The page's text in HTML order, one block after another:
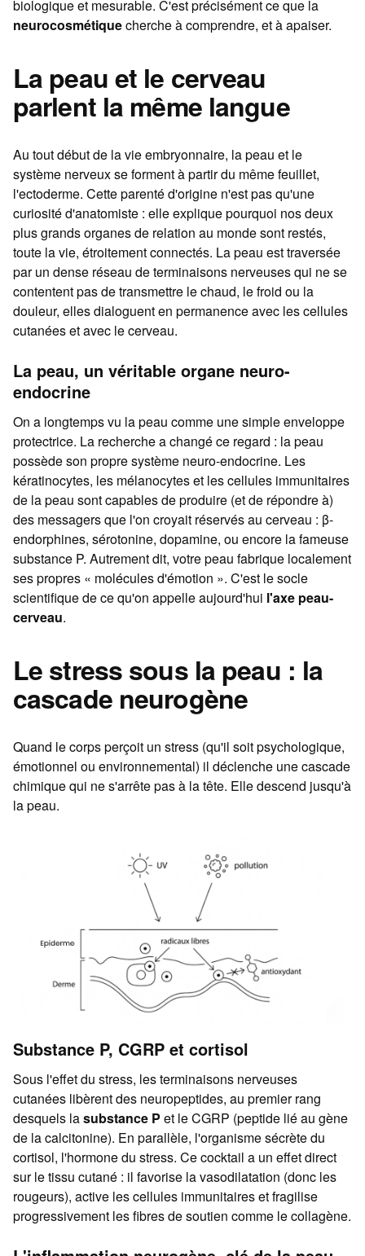
biologique et mesurable. C'est précisément ce que la
neurocosmétiquecherche à comprendre, et à apaiser.
La peau et le cerveau
parlent la même langue
Au tout début de la vie embryonnaire, la peau et le
système nerveux se forment à partir du même feuillet,
l'ectoderme. Cette parenté d'origine n'est pas qu'une
curiosité d'anatomiste : elle explique pourquoi nos deux
plus grands organes de relation au monde sont restés,
toute la vie, étroitement connectés. La peau est traversée
par un dense réseau de terminaisons nerveuses qui ne se
contentent pas de transmettre le chaud, le froid ou la
douleur, elles dialoguent en permanence avec les cellules
cutanées et avec le cerveau.
La peau, un véritable organe neuro-
endocrine
On a longtemps vu la peau comme une simple enveloppe
protectrice. La recherche a changé ce regard : la peau
possède son propre système neuro-endocrine. Les
kératinocytes, les mélanocytes et les cellules immunitaires
de la peau sont capables de produire (et de répondre à)
des messagers que l'on croyait réservés au cerveau : β-
endorphines, sérotonine, dopamine, ou encore la fameuse
substance P. Autrement dit, votre peau fabrique localement
ses propres « molécules d'émotion ». C'est le socle
scientifique de ce qu'on appelle aujourd'hui l'axe peau-
cerveau.
Le stress sous la peau : la
cascade neurogène
Quand le corps perçoit un stress (qu'il soit psychologique,
émotionnel ou environnemental) il déclenche une cascade
chimique qui ne s'arrête pas à la tête. Elle descend jusqu'à
la peau.
Substance P, CGRP et cortisol
Sous l'effet du stress, les terminaisons nerveuses
cutanées libèrent des neuropeptides, au premier rang
desquels lasubstance P et le CGRP (peptide lié au gène
de la calcitonine). En parallèle, l'organisme sécrète du
cortisol, l'hormone du stress. Ce cocktail a un effet direct
sur le tissu cutané : il favorise la vasodilatation (donc les
rougeurs), active les cellules immunitaires et fragilise
progressivement les fibres de soutien comme le collagène.